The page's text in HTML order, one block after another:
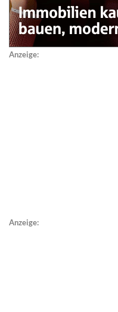
Anzeige:
Anzeige: